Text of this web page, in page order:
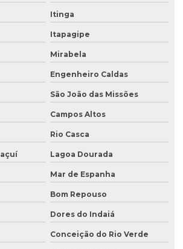
para construção
monitoramento
Itinga
Itapagipe
Mirabela
Engenheiro Caldas
São João das Missões
Campos Altos
Rio Casca
Lagoa Dourada
Mar de Espanha
Bom Repouso
Dores do Indaiá
Conceição do Rio Verde